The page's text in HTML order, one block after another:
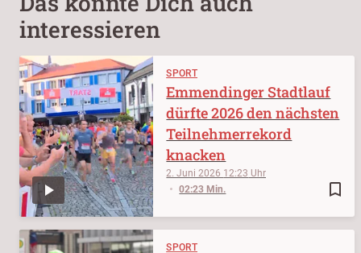
interessieren
SPORT
bookmark_border
2. Juni 2026 12:23
02:23 Min.
Emmendinger Stadtlauf
dürfte 2026 den nächsten
Teilnehmerrekord
knacken
SPORT